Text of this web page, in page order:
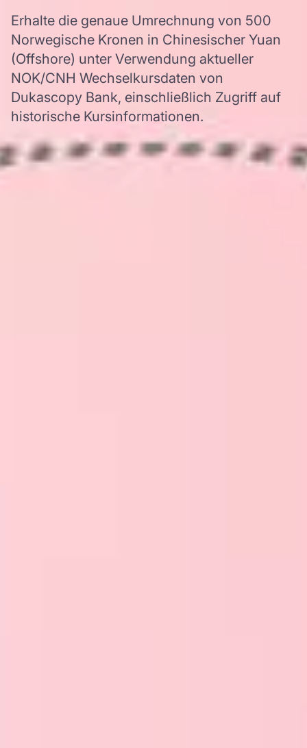
Erhalte die genaue Umrechnung von 500
Norwegische Kronen in Chinesischer Yuan
(Offshore) unter Verwendung aktueller
NOK/CNH Wechselkursdaten von
Dukascopy Bank, einschließlich Zugriff auf
historische Kursinformationen.